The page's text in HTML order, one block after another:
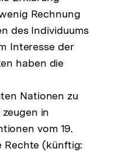
Fußnote
Rechnung
des Individuums
Interesse der
haben die
Nationen zu
in
vom 19.
Rechte (künftig: